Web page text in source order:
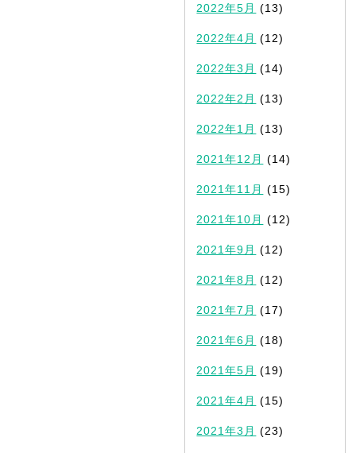
2022年5月 (13)
2022年4月 (12)
2022年3月 (14)
2022年2月 (13)
2022年1月 (13)
2021年12月 (14)
2021年11月 (15)
2021年10月 (12)
2021年9月 (12)
2021年8月 (12)
2021年7月 (17)
2021年6月 (18)
2021年5月 (19)
2021年4月 (15)
2021年3月 (23)